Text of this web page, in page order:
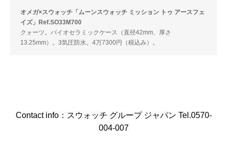
オメガ×スウォッチ「ムーンスウォッチ ミッション トゥ アースフェ
イズ」Ref.SO33M700
クォーツ。バイオセラミックケース（直径42mm、厚さ
13.25mm）。3気圧防水。4万7300円（税込み）。
Contact info：スウォッチ グループ ジャパン Tel.0570-
004-007